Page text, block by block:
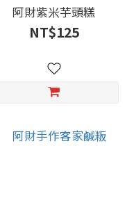
阿財紫米芋頭糕
NT$125